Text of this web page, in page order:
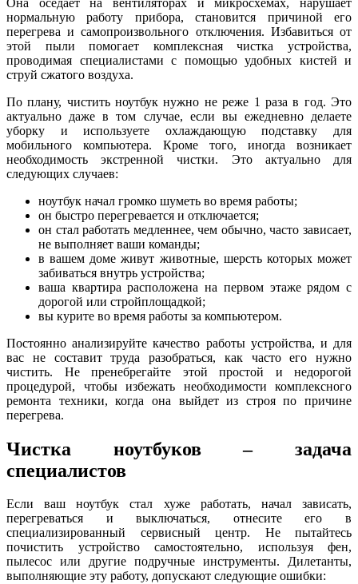
нормальную работу прибора, становится причиной его
перегрева и самопроизвольного отключения. Избавиться от
этой пыли помогает комплексная чистка устройства,
проводимая специалистами с помощью удобных кистей и
струй сжатого воздуха.
По плану, чистить ноутбук нужно не реже 1 раза в год. Это
актуально даже в том случае, если вы ежедневно делаете
уборку и используете охлаждающую подставку для
мобильного компьютера. Кроме того, иногда возникает
необходимость экстренной чистки. Это актуально для
следующих случаев:
ноутбук начал громко шуметь во время работы;
он быстро перегревается и отключается;
он стал работать медленнее, чем обычно, часто зависает,
не выполняет ваши команды;
в вашем доме живут животные, шерсть которых может
забиваться внутрь устройства;
ваша квартира расположена на первом этаже рядом с
дорогой или стройплощадкой;
вы курите во время работы за компьютером.
Постоянно анализируйте качество работы устройства, и для
вас не составит труда разобраться, как часто его нужно
чистить. Не пренебрегайте этой простой и недорогой
процедурой, чтобы избежать необходимости комплексного
ремонта техники, когда она выйдет из строя по причине
перегрева.
Чистка ноутбуков – задача
специалистов
Если ваш ноутбук стал хуже работать, начал зависать,
перегреваться и выключаться, отнесите его в
специализированный сервисный центр. Не пытайтесь
почистить устройство самостоятельно, используя фен,
пылесос или другие подручные инструменты. Дилетанты,
выполняющие эту работу, допускают следующие ошибки: